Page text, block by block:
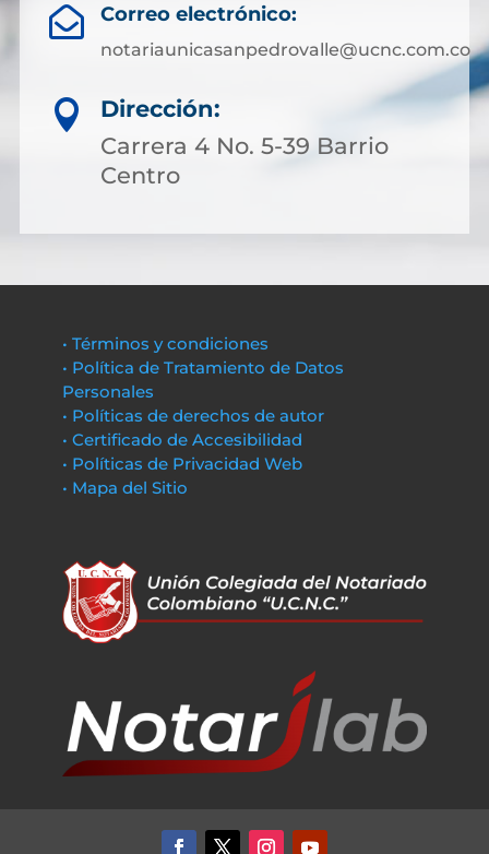
 Correo electrónico:
notariaunicasanpedrovalle@ucnc.com.co

Dirección:
Carrera 4 No. 5-39 Barrio
Centro
• Términos y condiciones
• Política de Tratamiento de Datos
Personales
• Políticas de derechos de autor
• Certificado de Accesibilidad
• Políticas de Privacidad Web
• Mapa del Sitio